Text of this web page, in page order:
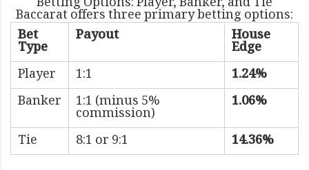
Baccarat offers three primary betting options:
Bet
Type
Payout House
Edge
Player
1:1
1.24%
Banker
1:1 (minus 5%
commission)
1.06%
Tie
8:1 or 9:1
14.36%